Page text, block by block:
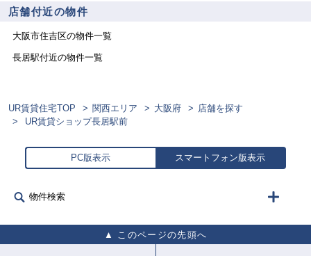
店舗付近の物件
大阪市住吉区の物件一覧
長居駅付近の物件一覧
UR賃貸住宅TOP 関西エリア 大阪府
店舗を探す
UR賃貸ショップ長居駅前
PC版表示 スマートフォン版表示
物件検索
このページの先頭へ